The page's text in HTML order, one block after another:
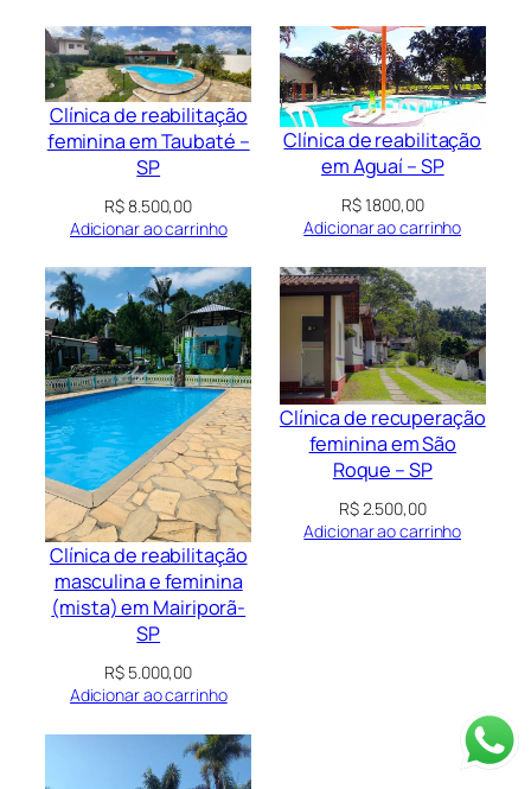
Clínica de reabilitação
feminina em Taubaté –
SP
R$8.500,00
Adicionar ao carrinho
Clínica de reabilitação
em Aguaí – SP
R$1.800,00
Adicionar ao carrinho
Clínica de reabilitação
masculina e feminina
(mista) em Mairiporã-
SP
R$ 5.000,00
Adicionar ao carrinho
Clínica de recuperação
feminina em São
Roque – SP
R$2.500,00
Adicionar ao carrinho